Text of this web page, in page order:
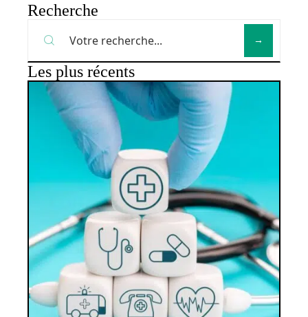
Recherche
Les plus récents